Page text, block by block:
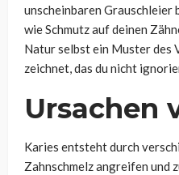
unscheinbaren Grauschleier
wie Schmutz auf deinen
Natur selbst ein Muster des
zeichnet, das du nicht
Ursachen
Karies entsteht durch
Zahnschmelz angreifen und